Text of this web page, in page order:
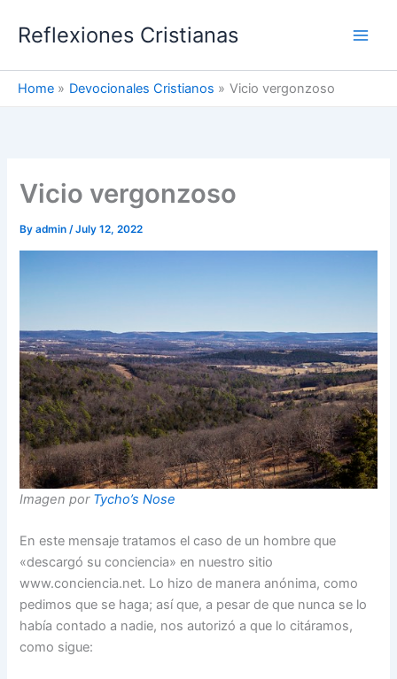
Reflexiones Cristianas
Home Devocionales Cristianos Vicio vergonzoso
Vicio vergonzoso
Byadmin/July 12, 2022
Imagen por Tycho’s Nose
En este mensaje tratamos el caso de un hombre que
«descargó su conciencia» en nuestro sitio
www.conciencia.net. Lo hizo de manera anónima, como
pedimos que se haga; así que, a pesar de que nunca se lo
había contado a nadie, nos autorizó a que lo citáramos,
como sigue: